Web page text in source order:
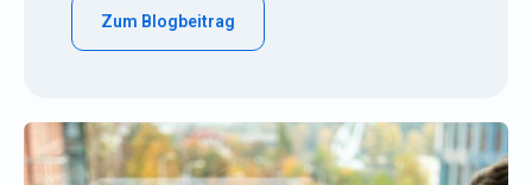
Zum Blogbeitrag